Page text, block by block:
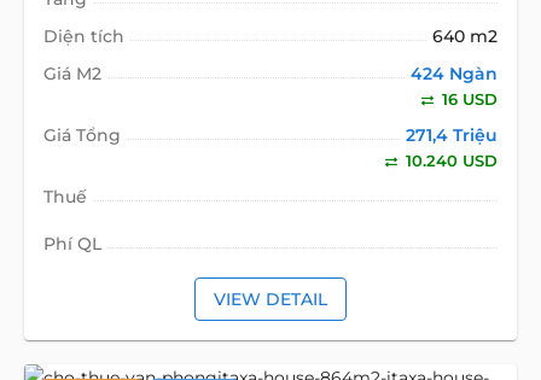
Diện tích
640 m2
Giá M2
424 Ngàn
16 USD
Giá Tổng 271,4 Triệu
10.240 USD
Thuế
Phí QL
VIEW DETAIL